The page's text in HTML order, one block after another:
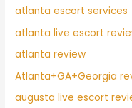
atlanta escort services
atlanta live escort
atlanta review
Atlanta+GA+Georgia
augusta live escort